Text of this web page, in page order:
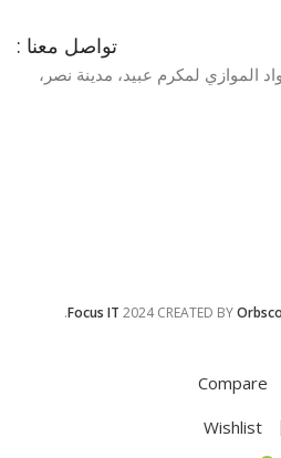
تواصل معنا :
عواد الموازي لمكرم عبيد، مدينة نصر،
Focus IT 2024 CREATED BY
Compare
Wishlist